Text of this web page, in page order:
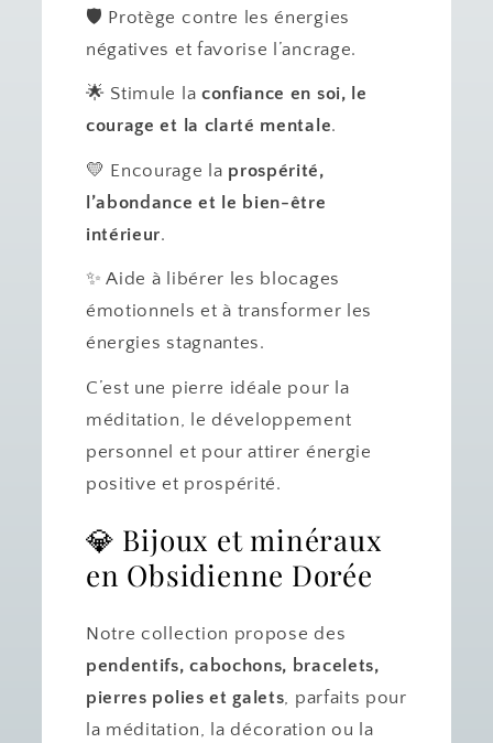
🛡️ Protège contre les énergies
négatives et favorise l’ancrage.
🌟 Stimule la confiance en soi, le
courage et la clarté mentale.
💛 Encourage la prospérité,
l’abondance et le bien-être
intérieur.
✨ Aide à libérer les blocages
émotionnels et à transformer les
énergies stagnantes.
C’est une pierre idéale pour la
méditation, le développement
personnel et pour attirer énergie
positive et prospérité.
💎 Bijoux et minéraux
en Obsidienne Dorée
Notre collection propose des
pendentifs, cabochons, bracelets,
pierres polies et galets, parfaits pour
la méditation, la décoration ou la